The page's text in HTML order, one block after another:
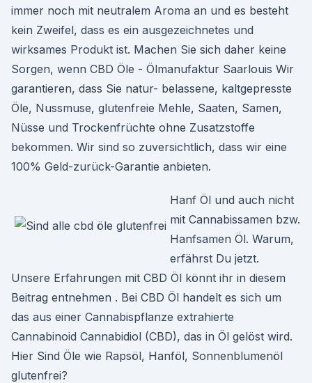
immer noch mit neutralem Aroma an und es besteht
kein Zweifel, dass es ein ausgezeichnetes und
wirksames Produkt ist. Machen Sie sich daher keine
Sorgen, wenn CBD Öle - Ölmanufaktur Saarlouis Wir
garantieren, dass Sie natur- belassene, kaltgepresste
Öle, Nussmuse, glutenfreie Mehle, Saaten, Samen,
Nüsse und Trockenfrüchte ohne Zusatzstoffe
bekommen. Wir sind so zuversichtlich, dass wir eine
100% Geld-zurück-Garantie anbieten.
Hanf Öl und auch nicht
mit Cannabissamen bzw.
Hanfsamen Öl. Warum,
erfährst Du jetzt.
Unsere Erfahrungen mit CBD Öl könnt ihr in diesem
Beitrag entnehmen . Bei CBD Öl handelt es sich um
das aus einer Cannabispflanze extrahierte
Cannabinoid Cannabidiol (CBD), das in Öl gelöst wird.
Hier Sind Öle wie Rapsöl, Hanföl, Sonnenblumenöl
glutenfrei?